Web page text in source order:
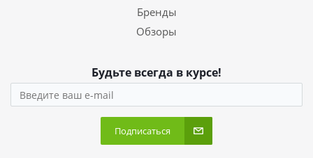
Бренды
Обзоры
Будьте всегда в курсе!
Подписаться